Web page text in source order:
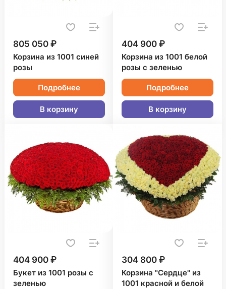
805 050 ₽
Корзина из 1001 синей
розы
Подробнее
В корзину
404 900 ₽
Корзина из 1001 белой
розы с зеленью
Подробнее
В корзину
404 900 ₽
Букет из 1001 розы с
зеленью
304 800 ₽
Корзина "Сердце" из
1001 красной и белой